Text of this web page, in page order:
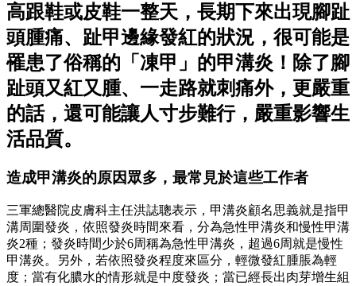
高跟鞋或皮鞋一整天，長期下來出現腳趾
頭腫痛、趾甲邊緣發紅的狀況，很可能是
罹患了俗稱的「凍甲」的甲溝炎！除了腳
趾頭又紅又腫、一走路就刺痛外，更嚴重
的話，還可能讓人寸步難行，嚴重影響生
活品質。
造成甲溝炎的原因眾多，最常見於這些工作者
三軍總醫院皮膚科主任洪誌聰表示，甲溝炎顧名思義就是指甲
溝周圍發炎，依照發炎時間來看，分為急性甲溝炎和慢性甲溝
炎2種；發炎時間少於6周稱為急性甲溝炎，超過6周就是慢性
甲溝炎。另外，若依照發炎程度來區分，輕微發紅腫脹為輕
度；當有化膿水的情形就是中度發炎；當已經長出肉芽增生組